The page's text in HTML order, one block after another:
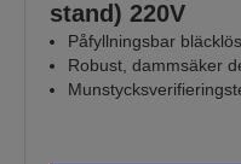
stand) 220V
Påfyllningsbar
Robust, dammsäker